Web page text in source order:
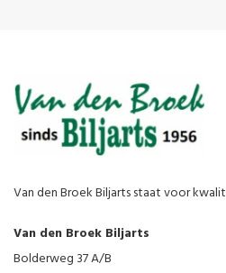
Van den Broek Biljarts staat voor
Van den Broek Biljarts
Bolderweg 37 A/B